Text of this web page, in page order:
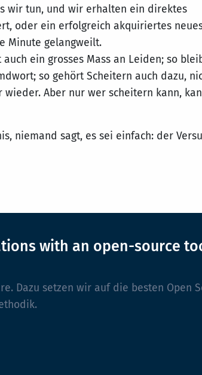
wir tun, und wir erhalten ein direktes
oder ein erfolgreich akquiriertes
Minute gelangweilt.
ein grosses Mass an Leiden; so
so gehört Scheitern auch dazu,
Aber nur wer scheitern kann,
niemand sagt, es sei einfach: der
with an open-source
Dazu setzen wir auf die besten Open